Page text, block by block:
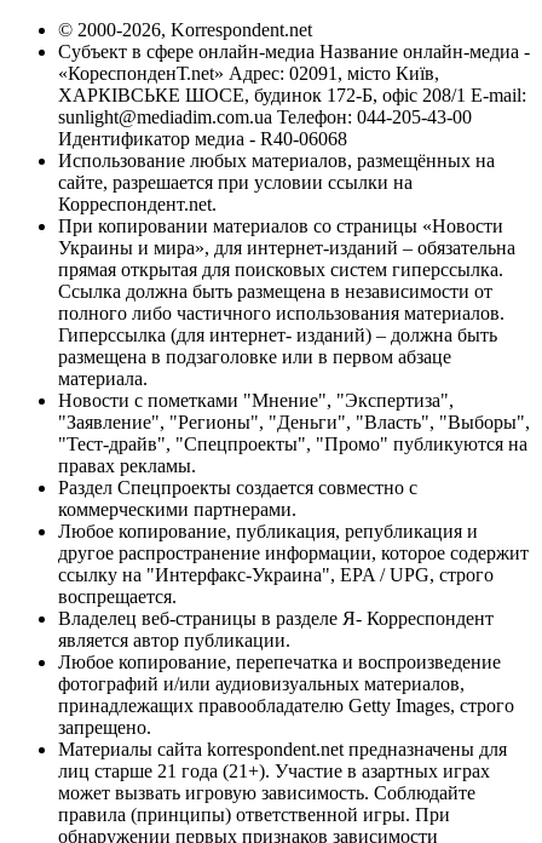
© 2000-2026, Korrespondent.net
Субъект в сфере онлайн-медиа Название онлайн-медиа -
«КореспонденТ.net» Адрес: 02091, місто Київ,
ХАРКІВСЬКЕ ШОСЕ, будинок 172-Б, офіс 208/1 E-mail:
sunlight@mediadim.com.ua Телефон: 044-205-43-00
Идентификатор медиа - R40-06068
Использование любых материалов, размещённых на
сайте, разрешается при условии ссылки на
Корреспондент.net.
При копировании материалов со страницы «Новости
Украины и мира», для интернет-изданий – обязательна
прямая открытая для поисковых систем гиперссылка.
Ссылка должна быть размещена в независимости от
полного либо частичного использования материалов.
Гиперссылка (для интернет- изданий) – должна быть
размещена в подзаголовке или в первом абзаце
материала.
Новости с пометками "Мнение", "Экспертиза",
"Заявление", "Регионы", "Деньги", "Власть", "Выборы",
"Тест-драйв", "Спецпроекты", "Промо" публикуются на
правах рекламы.
Раздел Спецпроекты создается совместно с
коммерческими партнерами.
Любое копирование, публикация, републикация и
другое распространение информации, которое содержит
ссылку на "Интерфакс-Украина", EPA / UPG, строго
воспрещается.
Владелец веб-страницы в разделе Я- Корреспондент
является автор публикации.
Любое копирование, перепечатка и воспроизведение
фотографий и/или аудиовизуальных материалов,
принадлежащих правообладателю Getty Images, строго
запрещено.
Материалы сайта korrespondent.net предназначены для
лиц старше 21 года (21+). Участие в азартных играх
может вызвать игровую зависимость. Соблюдайте
правила (принципы) ответственной игры. При
обнаружении первых признаков зависимости